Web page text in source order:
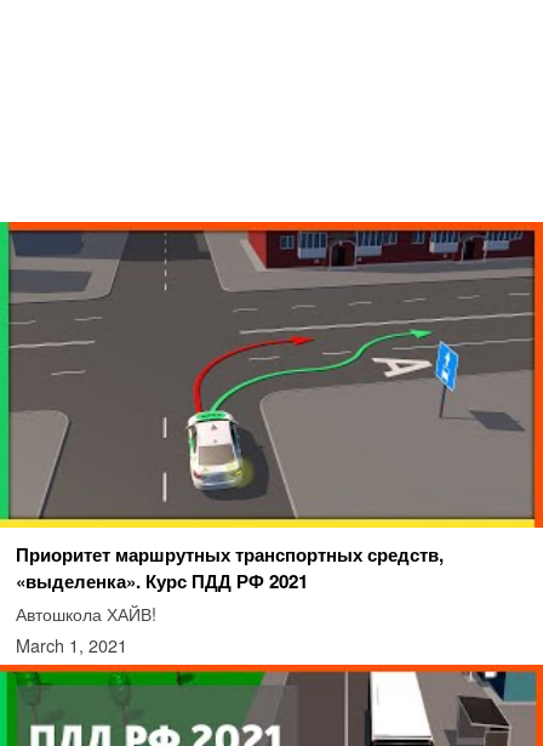
Приоритет маршрутных транспортных средств,
«выделенка». Курс ПДД РФ 2021
Автошкола ХАЙВ!
March 1, 2021